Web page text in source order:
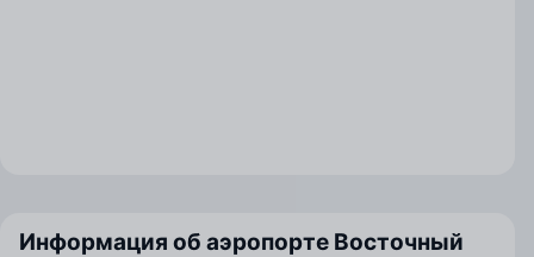
Информация об аэропорте Восточный